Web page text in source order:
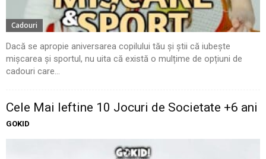
Cadouri
Dacă se apropie aniversarea copilului tău și știi că iubește
mișcarea și sportul, nu uita că există o mulțime de opțiuni de
cadouri care...
Cele Mai Ieftine 10 Jocuri de Societate +6 ani
GOKID